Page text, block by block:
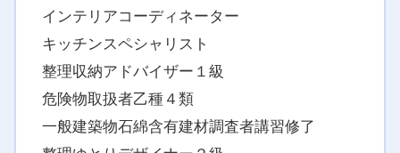
インテリアコーディネーター
キッチンスペシャリスト
整理収納アドバイザー１級
危険物取扱者乙種４類
一般建築物石綿含有建材調査者講習修了